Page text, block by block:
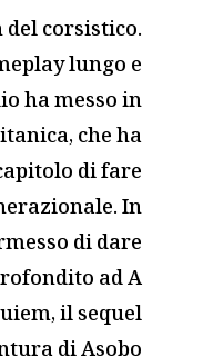
corsistico.
lungo e
ha messo in
che ha
di fare
In
di dare
ad A
il sequel